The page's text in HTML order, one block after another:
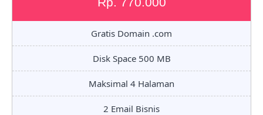
Gratis Domain .com
Disk Space 500 MB
Maksimal 4 Halaman
2 Email Bisnis